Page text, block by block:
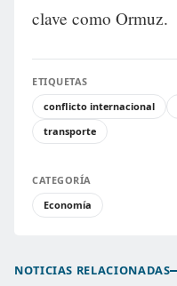
clave como Ormuz.
ETIQUETAS
conflicto internacional
transporte
CATEGORÍA
Economía
NOTICIAS RELACIONADAS